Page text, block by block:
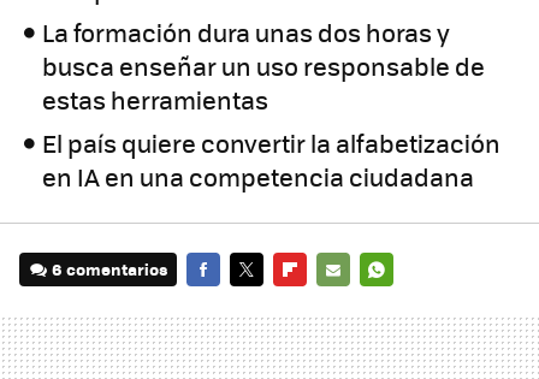
La formación dura unas dos horas y
busca enseñar un uso responsable de
estas herramientas
El país quiere convertir la alfabetización
en IA en una competencia ciudadana
6 comentarios
MAIL